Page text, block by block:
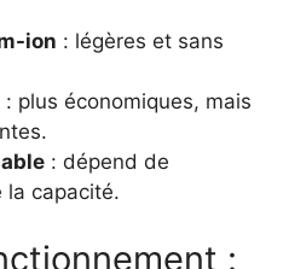
ion : légères et sans
: plus économiques, mais
: dépend de
la capacité.
: